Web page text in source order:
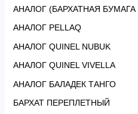
АНАЛОГ (БАРХАТНАЯ БУМАГА
АНАЛОГ PELLAQ
АНАЛОГ QUINEL NUBUK
АНАЛОГ QUINEL VIVELLA
АНАЛОГ БАЛАДЕК ТАНГО
БАРХАТ ПЕРЕПЛЕТНЫЙ